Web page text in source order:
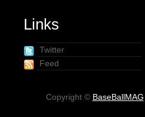
Links
Twitter
Feed
Copyright © BaseBallMAG